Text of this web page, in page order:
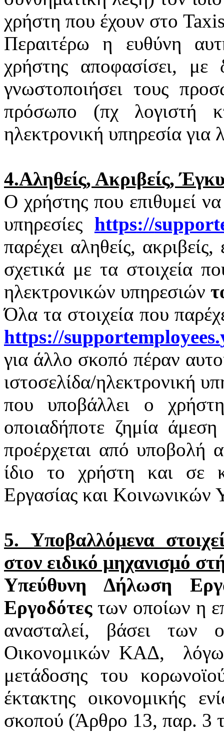
χρήστη που έχουν στο
Περαιτέρω η ευθύνη
χρήστης αποφασίσει, με
γνωστοποιήσει τους
πρόσωπο (πχ λογιστή
ηλεκτρονική υπηρεσία για
4.Αληθείς, Ακριβείς,
Ο χρήστης που επιθυμεί να
υπηρεσίες https://
παρέχει αληθείς,
σχετικά με τα στοιχεία
ηλεκτρονικών υπηρεσιών
Όλα τα στοιχεία που
https://supportemployees.
για άλλο σκοπό πέραν
ιστοσελίδα/ηλεκτρονική
που υποβάλλει ο
οποιαδήποτε ζημία
προέρχεται από υποβολή
ίδιο το χρήστη και σε
Εργασίας και Κοινωνικών
5. Υποβαλλόμενα
στον ειδικό μηχανισμό
Υπεύθυνη Δήλωση
Εργοδότεςτων οποίων η
ανασταλεί, βάσει των
Οικονομικών ΚΑΔ,
μετάδοσης του
έκτακτης οικονομικής
σκοπού (Άρθρο 13, παρ. 3